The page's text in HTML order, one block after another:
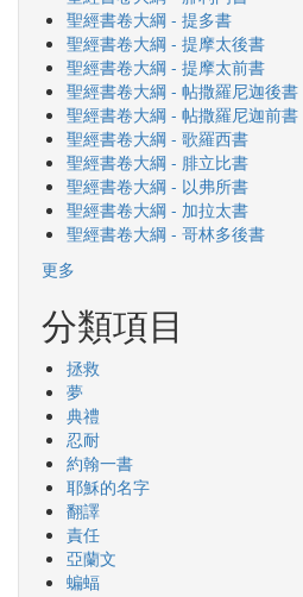
聖經書卷大綱 - 提多書
聖經書卷大綱 - 提摩太後書
聖經書卷大綱 - 提摩太前書
聖經書卷大綱 - 帖撒羅尼迦後書
聖經書卷大綱 - 帖撒羅尼迦前書
聖經書卷大綱 - 歌羅西書
聖經書卷大綱 - 腓立比書
聖經書卷大綱 - 以弗所書
聖經書卷大綱 - 加拉太書
聖經書卷大綱 - 哥林多後書
更多
分類項目
拯救
夢
典禮
忍耐
約翰一書
耶穌的名字
翻譯
責任
亞蘭文
蝙蝠